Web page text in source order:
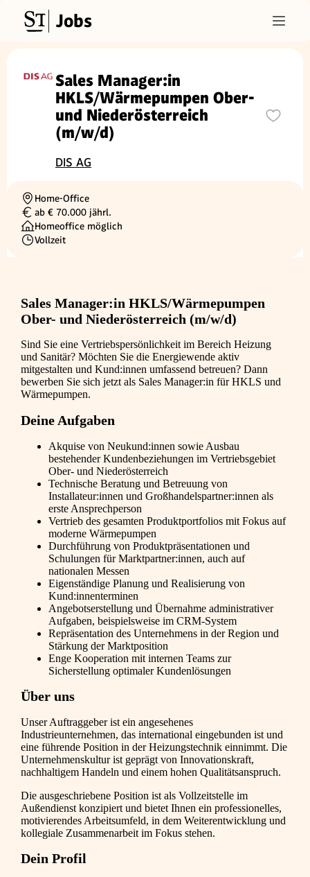
Jobs
Sales Manager:in
HKLS/Wärmepumpen Ober-
und Niederösterreich
(m/w/d)
DIS AG
Ortschaft
Home-Office
Gehalt
ab € 70.000 jährl.
Homeoffice möglich
Beschäftigungsart
Vollzeit
Sales Manager:in HKLS/Wärmepumpen
Ober- und Niederösterreich (m/w/d)
Sind Sie eine Vertriebspersönlichkeit im Bereich Heizung
und Sanitär? Möchten Sie die Energiewende aktiv
mitgestalten und Kund:innen umfassend betreuen? Dann
bewerben Sie sich jetzt als Sales Manager:in für HKLS und
Wärmepumpen.
Deine Aufgaben
Akquise von Neukund:innen sowie Ausbau
bestehender Kundenbeziehungen im Vertriebsgebiet
Ober- und Niederösterreich
Technische Beratung und Betreuung von
Installateur:innen und Großhandelspartner:innen als
erste Ansprechperson
Vertrieb des gesamten Produktportfolios mit Fokus auf
moderne Wärmepumpen
Durchführung von Produktpräsentationen und
Schulungen für Marktpartner:innen, auch auf
nationalen Messen
Eigenständige Planung und Realisierung von
Kund:innenterminen
Angebotserstellung und Übernahme administrativer
Aufgaben, beispielsweise im CRM-System
Repräsentation des Unternehmens in der Region und
Stärkung der Marktposition
Enge Kooperation mit internen Teams zur
Sicherstellung optimaler Kundenlösungen
Über uns
Unser Auftraggeber ist ein angesehenes
Industrieunternehmen, das international eingebunden ist und
eine führende Position in der Heizungstechnik einnimmt. Die
Unternehmenskultur ist geprägt von Innovationskraft,
nachhaltigem Handeln und einem hohen Qualitätsanspruch.
Die ausgeschriebene Position ist als Vollzeitstelle im
Außendienst konzipiert und bietet Ihnen ein professionelles,
motivierendes Arbeitsumfeld, in dem Weiterentwicklung und
kollegiale Zusammenarbeit im Fokus stehen.
Dein Profil